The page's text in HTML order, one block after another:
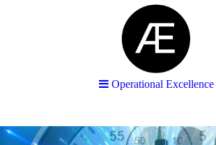
Operational Excellence